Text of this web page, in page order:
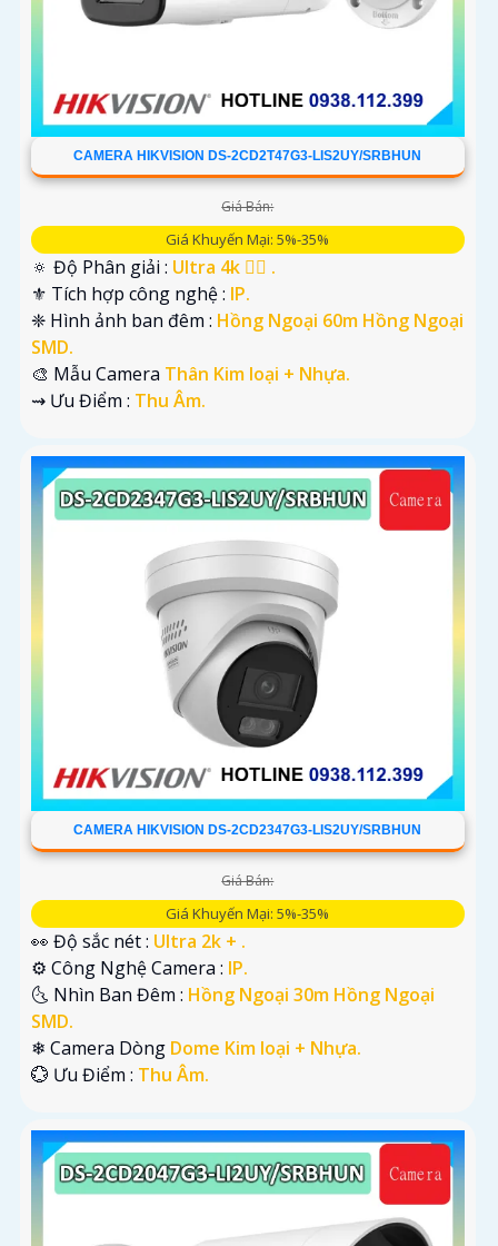
CAMERA HIKVISION DS-2CD2T47G3-LIS2UY/SRBHUN
Giá Bán:
Giá Khuyến Mại: 5%-35%
🔅 Độ Phân giải : Ultra 4k 👍🏾 .
⚜️ Tích hợp công nghệ : IP.
❈ Hình ảnh ban đêm : Hồng Ngoại 60m Hồng Ngoại
SMD.
🎨 Mẫu Camera Thân Kim loại + Nhựa.
️⇝ Ưu Điểm : Thu Âm.
CAMERA HIKVISION DS-2CD2347G3-LIS2UY/SRBHUN
Giá Bán:
Giá Khuyến Mại: 5%-35%
👀 Độ sắc nét : Ultra 2k + .
⚙ Công Nghệ Camera : IP.
🌜 Nhìn Ban Đêm : Hồng Ngoại 30m Hồng Ngoại
SMD.
❄ Camera Dòng Dome Kim loại + Nhựa.
️💮 Ưu Điểm : Thu Âm.